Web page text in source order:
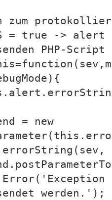
zum
= true -> alert
PHP-Script
= new
werden.');